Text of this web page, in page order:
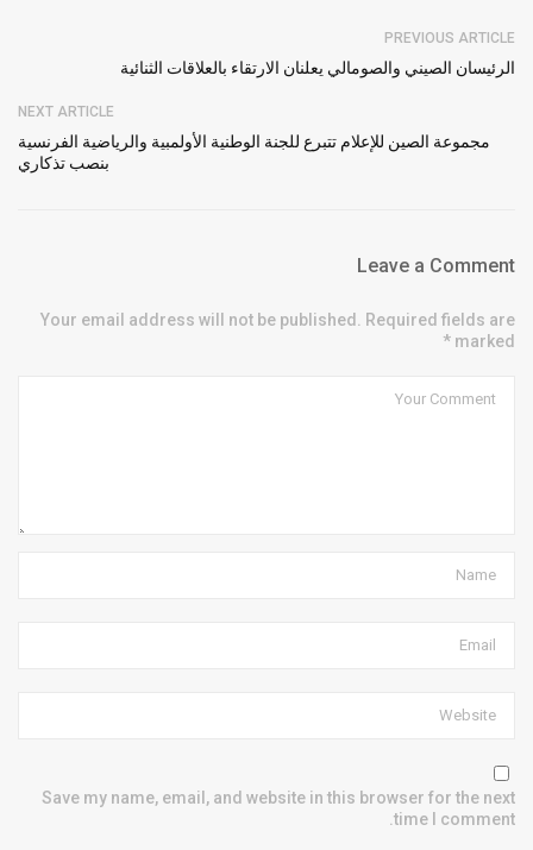
PREVIOUS ARTICLE
الرئيسان الصيني والصومالي يعلنان الارتقاء بالعلاقات الثنائية
NEXT ARTICLE
مجموعة الصين للإعلام تتبرع للجنة الوطنية الأولمبية والرياضية الفرنسية
بنصب تذكاري
Leave a Comment
Your email address will not be published. Required fields are
marked *
Save my name, email, and website in this browser for the next
time I comment.